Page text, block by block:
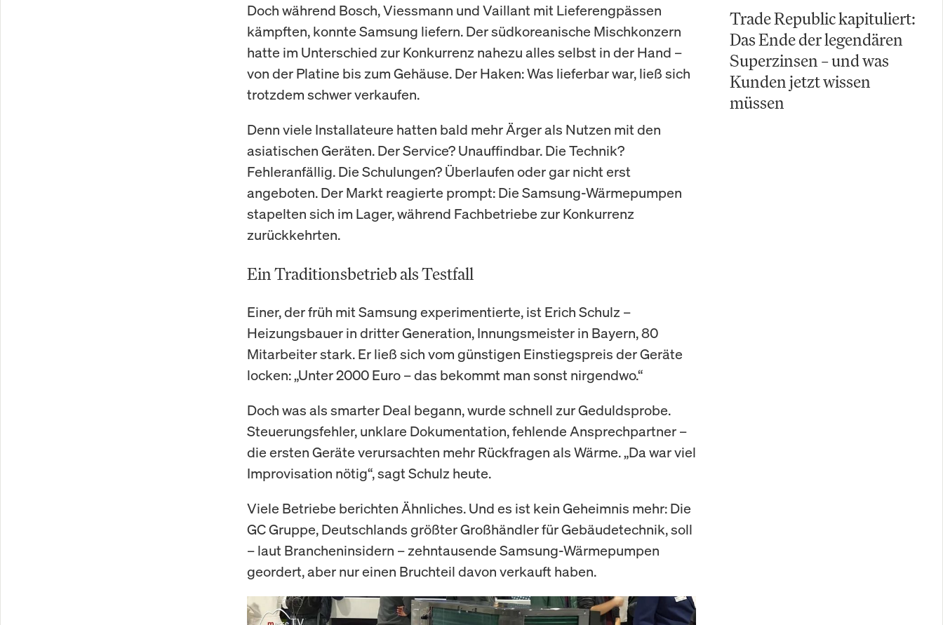
Doch während Bosch, Viessmann und Vaillant mit Lieferengpässen
kämpften, konnte Samsung liefern. Der südkoreanische Mischkonzern
hatte im Unterschied zur Konkurrenz nahezu alles selbst in der Hand –
von der Platine bis zum Gehäuse. Der Haken: Was lieferbar war, ließ sich
trotzdem schwer verkaufen.
Denn viele Installateure hatten bald mehr Ärger als Nutzen mit den
asiatischen Geräten. Der Service? Unauffindbar. Die Technik?
Fehleranfällig. Die Schulungen? Überlaufen oder gar nicht erst
angeboten. Der Markt reagierte prompt: Die Samsung-Wärmepumpen
stapelten sich im Lager, während Fachbetriebe zur Konkurrenz
zurückkehrten.
Ein Traditionsbetrieb als Testfall
Einer, der früh mit Samsung experimentierte, ist Erich Schulz –
Heizungsbauer in dritter Generation, Innungsmeister in Bayern, 80
Mitarbeiter stark. Er ließ sich vom günstigen Einstiegspreis der Geräte
locken: „Unter 2000 Euro – das bekommt man sonst nirgendwo.“
Doch was als smarter Deal begann, wurde schnell zur Geduldsprobe.
Steuerungsfehler, unklare Dokumentation, fehlende Ansprechpartner –
die ersten Geräte verursachten mehr Rückfragen als Wärme. „Da war viel
Improvisation nötig“, sagt Schulz heute.
Viele Betriebe berichten Ähnliches. Und es ist kein Geheimnis mehr: Die
GC Gruppe, Deutschlands größter Großhändler für Gebäudetechnik, soll
– laut Brancheninsidern – zehntausende Samsung-Wärmepumpen
geordert, aber nur einen Bruchteil davon verkauft haben.
Trade Republic kapituliert:
Das Ende der legendären
Superzinsen – und was
Kunden jetzt wissen
müssen